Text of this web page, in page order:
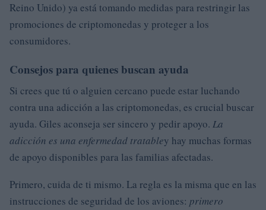
Reino Unido) ya está tomando medidas para restringir las
promociones de criptomonedas y proteger a los
consumidores.
Consejos para quienes buscan ayuda
Si crees que tú o alguien cercano puede estar luchando
contra una adicción a las criptomonedas, es crucial buscar
ayuda. Giles aconseja ser sincero y pedir apoyo. La
adicción es una enfermedad tratabley hay muchas formas
de apoyo disponibles para las familias afectadas.
Primero, cuida de ti mismo. La regla es la misma que en las
instrucciones de seguridad de los aviones: primero